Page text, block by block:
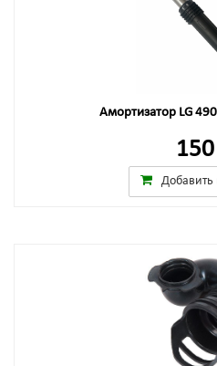
Амортизатор LG
Добавить